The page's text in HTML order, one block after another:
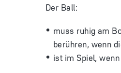
Der Ball:
muss ruhig am
berühren, wenn
ist im Spiel,